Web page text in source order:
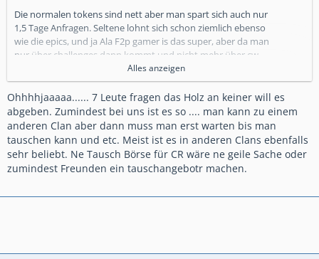
Die normalen tokens sind nett aber man spart sich auch nur
1,5 Tage Anfragen. Seltene lohnt sich schon ziemlich ebenso
wie die epics, und ja Ala F2p gamer is das super, aber da man
nur über challenges dann kommt und nicht mehr über cw
oder so, arg schade. Die legendary tokens.. Natürlich lohnen
die sich, aber mit Pech kannst nur 1-2x pro season die tokens
einlösen, weil niemand deinee einzigen beiden lavahunde
gegen einen eismagier tauschen mag musst du nämlich
warten bis es de Flusshändler anbietet. Denn ohne legendary
die du selbst nicht brauchst ( als F2p gamer sehr kritisch die
Entscheidung) kannst auch noch so viele tokens haben.
Alles anzeigen
Ohhhhjaaaaa...... 7 Leute fragen das Holz an keiner will es
abgeben. Zumindest bei uns ist es so .... man kann zu einem
anderen Clan aber dann muss man erst warten bis man
tauschen kann und etc. Meist ist es in anderen Clans ebenfalls
sehr beliebt. Ne Tausch Börse für CR wäre ne geile Sache oder
zumindest Freunden ein tauschangebotr machen.